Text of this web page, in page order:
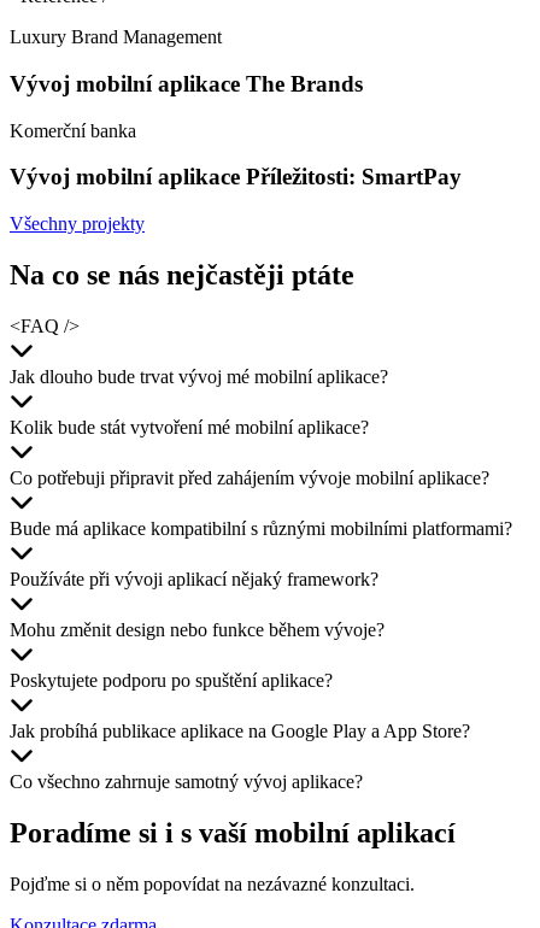
Luxury Brand Management
Vývoj mobilní aplikace The Brands
Komerční banka
Vývoj mobilní aplikace Příležitosti: SmartPay
Všechny projekty
Na co se nás nejčastěji ptáte
<FAQ />
Jak dlouho bude trvat vývoj mé mobilní aplikace?
Kolik bude stát vytvoření mé mobilní aplikace?
Co potřebuji připravit před zahájením vývoje mobilní aplikace?
Bude má aplikace kompatibilní s různými mobilními platformami?
Používáte při vývoji aplikací nějaký framework?
Mohu změnit design nebo funkce během vývoje?
Poskytujete podporu po spuštění aplikace?
Jak probíhá publikace aplikace na Google Play a App Store?
Co všechno zahrnuje samotný vývoj aplikace?
Poradíme si i s vaší mobilní aplikací
Pojďme si o něm popovídat na nezávazné konzultaci.